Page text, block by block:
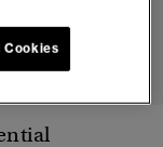
6
Cookies